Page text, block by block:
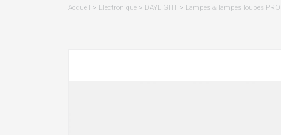
Accueil > Electronique > DAYLIGHT > Lampes & lampes loupes PRO